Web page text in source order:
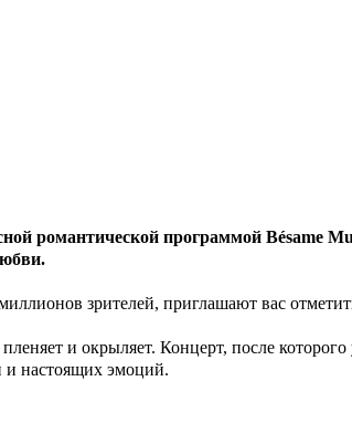
романтической программой Bésame
зрителей, приглашают вас
и окрыляет. Концерт, после
и настоящих эмоций.